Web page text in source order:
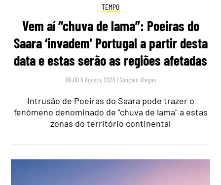
TEMPO
Vem aí “chuva de lama”: Poeiras do
Saara ‘invadem’ Portugal a partir desta
data e estas serão as regiões afetadas
06:00 6 Agosto, 2026 | Gonçalo Viegas
Intrusão de Poeiras do Saara pode trazer o
fenómeno denominado de "chuva de lama" a estas
zonas do território continental